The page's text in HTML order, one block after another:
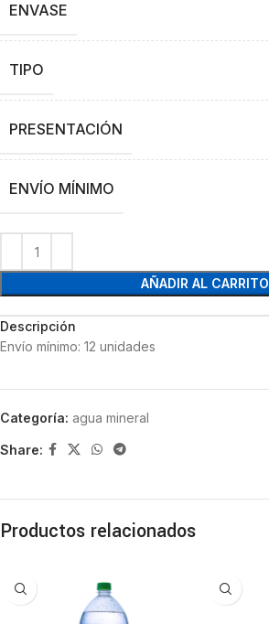
ENVASE
TIPO
PRESENTACIÓN
ENVÍO MÍNIMO
AÑADIR AL CARRITO
Descripción
Envío mínimo: 12 unidades
Categoría: agua mineral
Share:
Productos relacionados